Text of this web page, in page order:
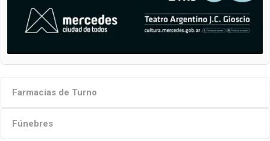
Farmacias de Turno
Fúnebres